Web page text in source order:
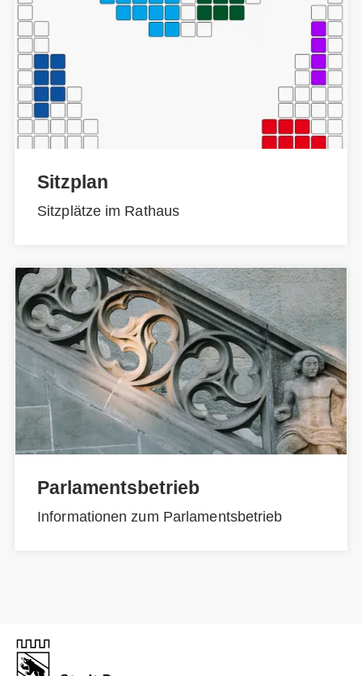
Sitzplan
Sitzplätze im Rathaus
Parlamentsbetrieb
Informationen zum Parlamentsbetrieb